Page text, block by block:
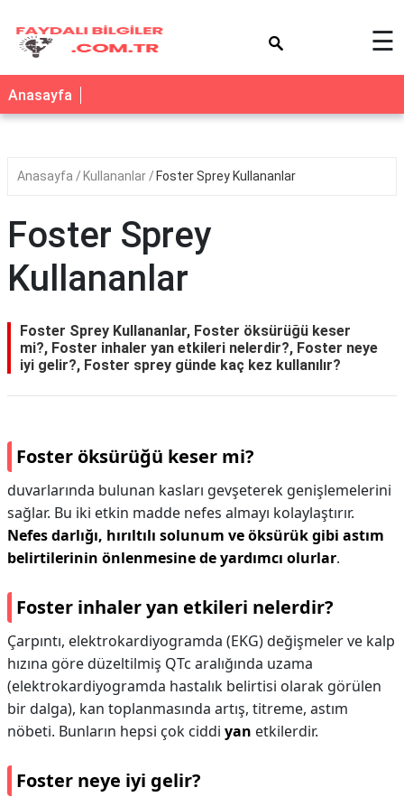
☰
Anasayfa
Anasayfa Kullananlar Foster Sprey Kullananlar
Foster Sprey
Kullananlar
Foster Sprey Kullananlar, Foster öksürüğü keser
mi?, Foster inhaler yan etkileri nelerdir?, Foster neye
iyi gelir?, Foster sprey günde kaç kez kullanılır?
Foster öksürüğü keser mi?
duvarlarında bulunan kasları gevşeterek genişlemelerini
sağlar. Bu iki etkin madde nefes almayı kolaylaştırır.
Nefes darlığı, hırıltılı solunum ve öksürük gibi astım
belirtilerinin önlenmesine de yardımcı olurlar.
Foster inhaler yan etkileri nelerdir?
Çarpıntı, elektrokardiyogramda (EKG) değişmeler ve kalp
hızına göre düzeltilmiş QTc aralığında uzama
(elektrokardiyogramda hastalık belirtisi olarak görülen
bir dalga), kan toplanmasında artış, titreme, astım
nöbeti. Bunların hepsi çok ciddi yan etkilerdir.
Foster neye iyi gelir?